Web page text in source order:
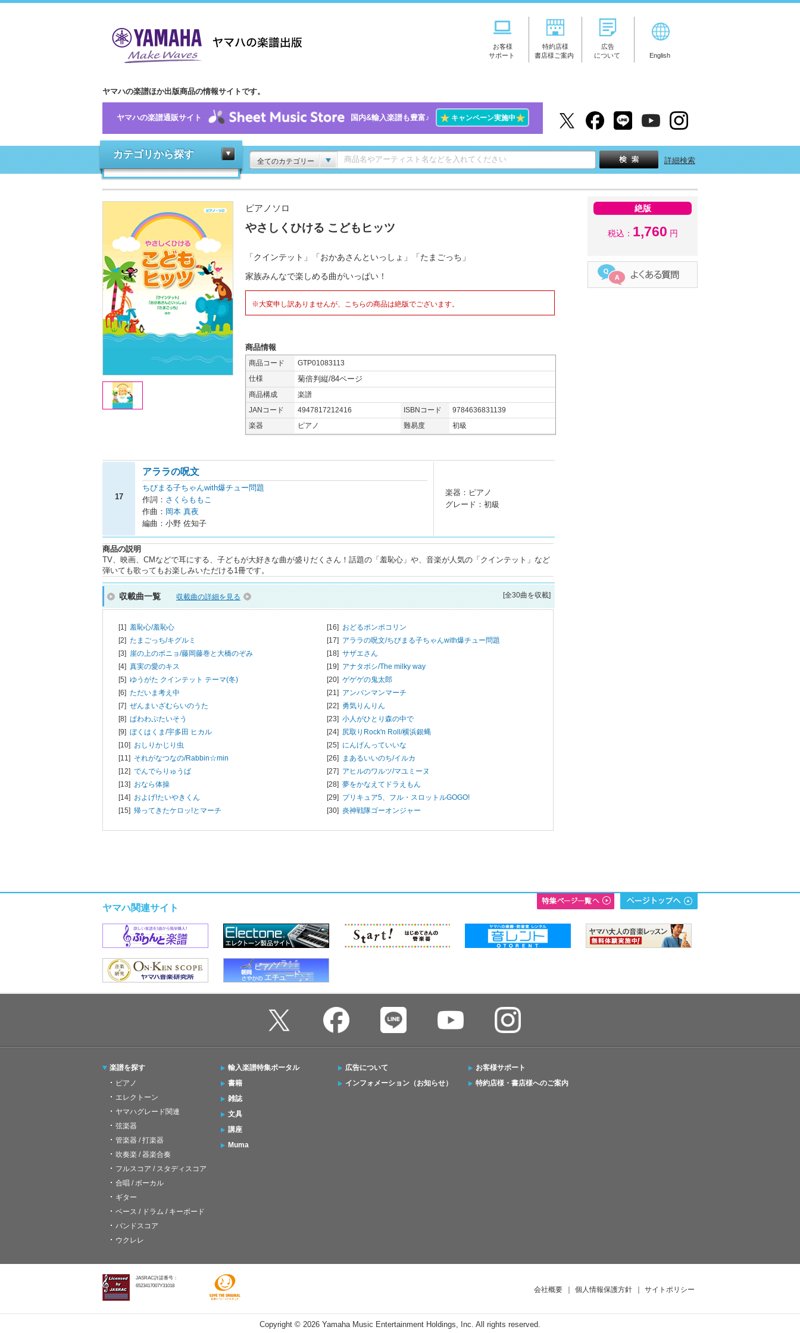
お客様
サポート
特約店様
書店様ご案内
広告
について
English
ヤマハの楽譜ほか出版商品の情報サイトです。
ヤマハの楽譜通販サイト 国内&輸入楽譜も豊富♪ ★キャンペーン実施中★
カテゴリから探す
全てのカテゴリー 詳細検索
ピアノソロ
やさしくひける こどもヒッツ
「クインテット」「おかあさんといっしょ」「たまごっち」
家族みんなで楽しめる曲がいっぱい！
※大変申し訳ありませんが、こちらの商品は絶版でございます。
商品情報
商品コード
GTP01083113
仕様
菊倍判縦/84ページ
商品構成
楽譜
JANコード
4947817212416 ISBNコード
9784636831139
楽器
ピアノ 難易度 初級
17
アララの呪文
ちびまる子ちゃんwith爆チュー問題
作詞： さくらももこ
作曲： 岡本 真夜
編曲：小野 佐知子
楽器：ピアノ
グレード：初級
商品の説明
TV、映画、CMなどで耳にする、子どもが大好きな曲が盛りだくさん！話題の「羞恥心」や、音楽が人気の「クインテット」など
弾いても歌ってもお楽しみいただける1冊です。
収載曲一覧 収載曲の詳細を見る [全30曲を収載]
[1] 羞恥心/羞恥心
[2] たまごっち/キグルミ
[3] 崖の上のポニョ/藤岡藤巻と大橋のぞみ
[4] 真実の愛のキス
[5] ゆうがた クインテット テーマ(冬)
[6] ただいま考え中
[7] ぜんまいざむらいのうた
[8] ぱわわぷたいそう
[9] ぼくはくま/宇多田 ヒカル
[10] おしりかじり虫
[11] それがなつなの/Rabbin☆min
[12] でんでらりゅうば
[13] おなら体操
[14] およげ!たいやきくん
[15] 帰ってきたケロッ!とマーチ
[16] おどるポンポコリン
[17] アララの呪文/ちびまる子ちゃんwith爆チュー問題
[18] サザエさん
[19] アナタボシ/The milky way
[20] ゲゲゲの鬼太郎
[21] アンパンマンマーチ
[22] 勇気りんりん
[23] 小人がひとり森の中で
[24] 尻取りRock'n Roll/横浜銀蝿
[25] にんげんっていいな
[26] まあるいいのち/イルカ
[27] アヒルのワルツ/マユミーヌ
[28] 夢をかなえてドラえもん
[29] プリキュア5、フル・スロットルGOGO!
[30] 炎神戦隊ゴーオンジャー
絶版
税込： 1,760 円
ヤマハ関連サイト
楽譜を探す
ピアノ
エレクトーン
ヤマハグレード関連
弦楽器
管楽器 / 打楽器
吹奏楽 / 器楽合奏
フルスコア / スタディスコア
合唱 / ボーカル
ギター
ベース / ドラム / キーボード
バンドスコア
ウクレレ
輸入楽譜特集ポータル
書籍
雑誌
文具
講座
Muma
広告について
インフォメーション（お知らせ）
お客様サポート
特約店様・書店様へのご案内
JASRAC許諾番号：
6523417007Y31018
会社概要 ｜ 個人情報保護方針 ｜ サイトポリシー
Copyright © 2026 Yamaha Music Entertainment Holdings, Inc. All rights reserved.